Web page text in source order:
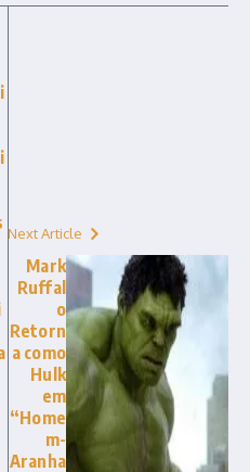
Next Article
Mark
Ruffal
o
Retorn
a como
Hulk
em
“Home
m-
Aranha